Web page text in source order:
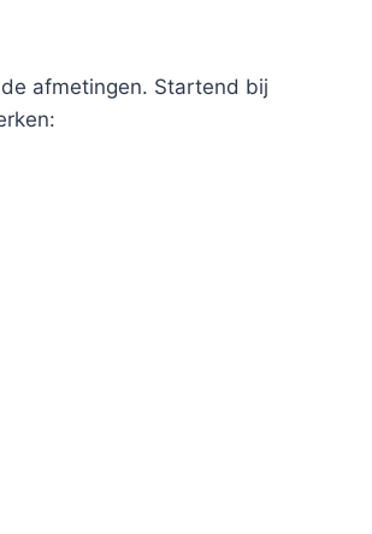
afmetingen. Startend bij